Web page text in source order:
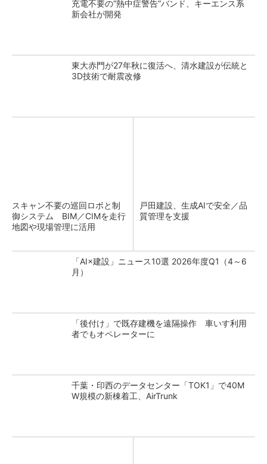
充電不要の“熱中症警告”バンド、キーエンス系
新会社が開発
東大赤門が27年秋に復活へ、清水建設が伝統と
3D技術で耐震改修
スキャン不要の巡回ロボと制
御システム BIM／CIMを走行
地図や現場管理に活用
戸田建設、生成AIで安全／品
質管理を支援
「AI×建設」ニュース10選 2026年度Q1（4～6
月）
「後付け」で既存建機を遠隔操作 車いす利用
者でもオペレーターに
千葉・印西のデータセンター「TOK1」で40M
W規模の新棟着工、AirTrunk